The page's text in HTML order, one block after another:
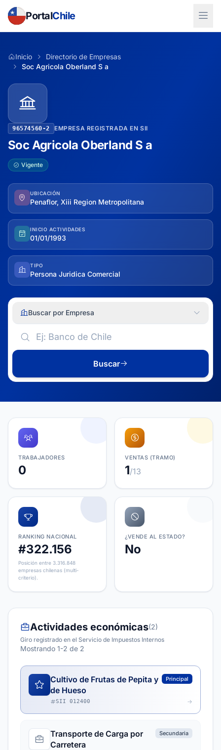
PortalChile
Inicio
Directorio de Empresas
Soc Agricola Oberland S a
96574560-2 EMPRESA REGISTRADA EN SII
Soc Agricola Oberland S a
Vigente
UBICACIÓN
Penaflor, Xiii Region Metropolitana
INICIO ACTIVIDADES
01/01/1993
TIPO
Persona Juridica Comercial
Buscar por Empresa
Buscar
TRABAJADORES
0
VENTAS (TRAMO)
1/13
RANKING NACIONAL
#322.156
Posición entre 3.316.848
empresas chilenas (multi-
criterio).
¿VENDE AL ESTADO?
No
Actividades económicas(2)
Giro registrado en el Servicio de Impuestos Internos
Mostrando 1-2 de 2
Cultivo de Frutas de Pepita y
de Hueso
Principal
SII 012400
Transporte de Carga por
Carretera
Secundaria